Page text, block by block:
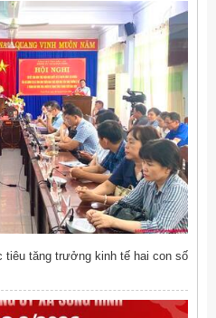
tiêu tăng trưởng kinh tế hai con số